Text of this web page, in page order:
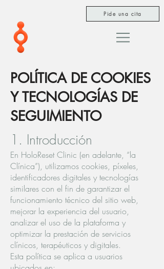
Pide una cita
POLÍTICA DE COOKIES
Y TECNOLOGÍAS DE
SEGUIMIENTO
1. Introducción
En HoloReset Clinic (en adelante, “la
Clínica”), utilizamos cookies, píxeles,
identificadores digitales y tecnologías
similares con el fin de garantizar el
funcionamiento técnico del sitio web,
mejorar la experiencia del usuario,
analizar el uso de la plataforma y
optimizar la prestación de servicios
clínicos, terapéuticos y digitales.
Esta política se aplica a usuarios